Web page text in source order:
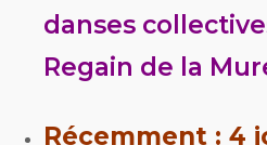
danses
Regain de la
Récemment : 4